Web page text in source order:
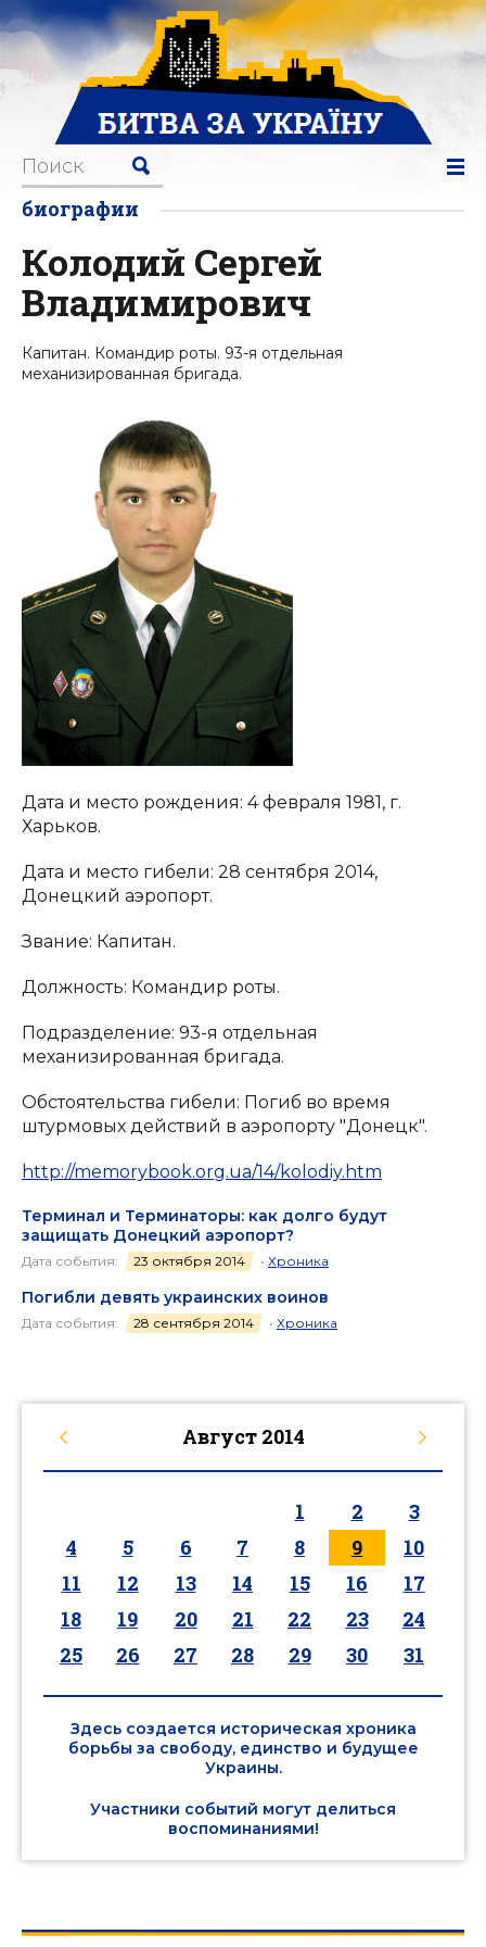
биографии
Колодий Сергей
Владимирович
Капитан. Командир роты. 93-я отдельная
механизированная бригада.
Дата и место рождения: 4 февраля 1981, г.
Харьков.
Дата и место гибели: 28 сентября 2014,
Донецкий аэропорт.
Звание: Капитан.
Должность: Командир роты.
Подразделение: 93-я отдельная
механизированная бригада.
Обстоятельства гибели: Погиб во время
штурмовых действий в аэропорту "Донецк".
http://memorybook.org.ua/14/kolodiy.htm
Терминал и Терминаторы: как долго будут
защищать Донецкий аэропорт?
Дата события: 23 октября 2014 • Хроника
Погибли девять украинских воинов
Дата события: 28 сентября 2014 • Хроника
Август 2014
1 2
3
4
5 6 7 8 9
10
11
12 13 14 15 16
17
18
19 20 21 22 23
24
25
26 27 28 29 30 31
Здесь создается историческая хроника
борьбы за свободу, единство и будущее
Украины.
Участники событий могут делиться
воспоминаниями!